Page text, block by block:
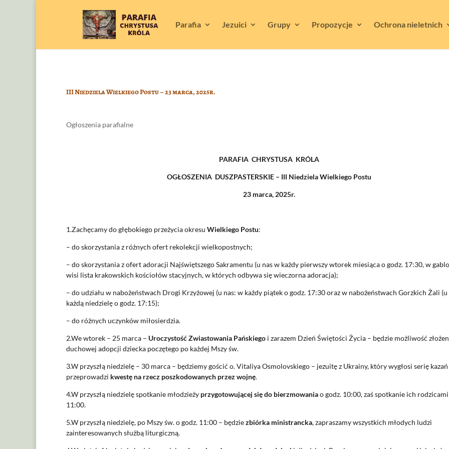
Parafia Jezuici Grupy Propozycje Ochrona nieletnich
III Niedziela Wielkiego Postu – 23 marca, 2025r.
Ogłoszenia parafialne
PARAFIA CHRYSTUSA KRÓLA
OGŁOSZENIA DUSZPASTERSKIE – III Niedziela Wielkiego Postu
23 marca, 2025r.
1.Zachęcamy do głębokiego przeżycia okresu Wielkiego Postu:
– do skorzystania z różnych ofert rekolekcji wielkopostnych;
– do skorzystania z ofert adoracji Najświętszego Sakramentu (u nas w każdy pierwszy wtorek miesiąca o godz. 17:30, w
wisi lista krakowskich kościołów stacyjnych, w których odbywa się wieczorna adoracja);
– do udziału w nabożeństwach Drogi Krzyżowej (u nas: w każdy piątek o godz. 17:30 oraz w nabożeństwach Gorzkich Żali (u
każdą niedzielę o godz. 17:15);
– do różnych uczynków miłosierdzia.
2.We wtorek – 25 marca – Uroczystość Zwiastowania Pańskiego i zarazem Dzień Świętości Życia – będzie możliwość
duchowej adopcji dziecka poczętego po każdej Mszy św.
3.W przyszłą niedzielę – 30 marca – będziemy gościć o. Vitaliya Osmolovskiego – jezuitę z Ukrainy, który wygłosi serię kazań
przeprowadzi kwestę na rzecz poszkodowanych przez wojnę.
4.W przyszłą niedzielę spotkanie młodzieży przygotowującej się do bierzmowaniao godz. 10:00, zaś spotkanie ich
11:00.
5.W przyszłą niedzielę, po Mszy św. o godz. 11:00 – będziezbiórka ministrancka, zapraszamy wszystkich młodych ludzi
zainteresowanych służbą liturgiczną.